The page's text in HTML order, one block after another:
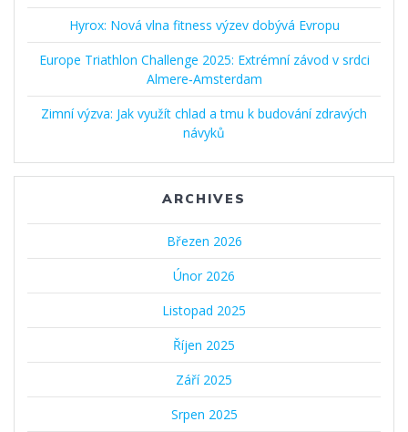
Hyrox: Nová vlna fitness výzev dobývá Evropu
Europe Triathlon Challenge 2025: Extrémní závod v srdci
Almere‑Amsterdam
Zimní výzva: Jak využít chlad a tmu k budování zdravých
návyků
ARCHIVES
Březen 2026
Únor 2026
Listopad 2025
Říjen 2025
Září 2025
Srpen 2025